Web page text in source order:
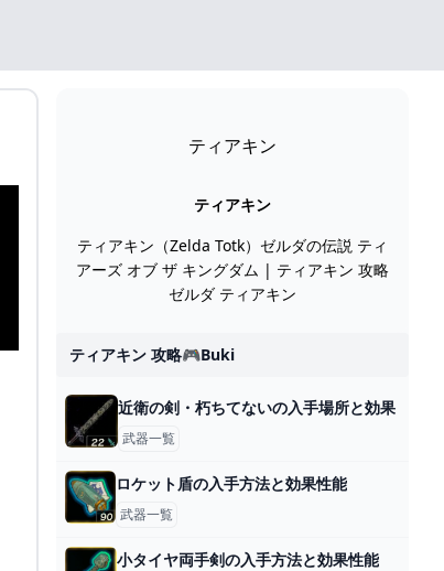
ティアキン
ティアキン
ティアキン（Zelda Totk）ゼルダの伝説 ティ
アーズ オブ ザ キングダム | ティアキン 攻略
ゼルダ ティアキン
ティアキン 攻略🎮buki
近衛の剣・朽ちてないの入手場所と効果
武器一覧
ロケット盾の入手方法と効果性能
武器一覧
小タイヤ両手剣の入手方法と効果性能